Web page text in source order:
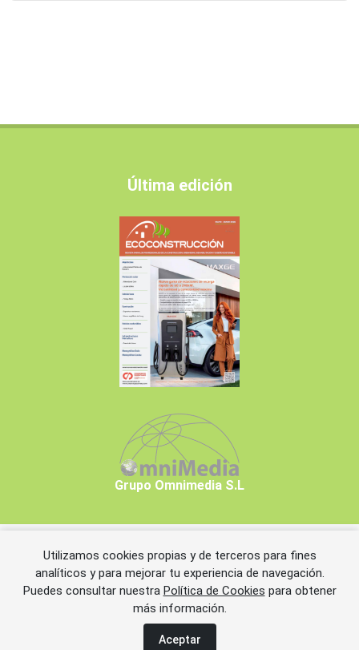
Utilizamos cookies propias y de terceros para fines
analíticos y para mejorar tu experiencia de navegación.
Puedes consultar nuestra Política de Cookies para obtener
más información.
Aceptar
Última edición
Grupo Omnimedia S.L
Copyrights © 2026 Grupo Omnimedia S.L.
Política de privacidad
Política de cookies
Información adicional
Miembros de CEDRO